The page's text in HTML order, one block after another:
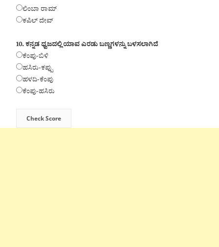
ಲಿಂಬಾ ರಾಮ್
ಕಪಿಲ್ ದೇವ್
10. ಕನ್ನಡ ಧ್ವಜದಲ್ಲಿ ಯಾವ ಎರಡು ಬಣ್ಣಗಳನ್ನು ಬಳಸಲಾಗಿದೆ
ಕೆಂಪು-ಬಿಳಿ
ಹಸಿರು-ಕಪ್ಪು
ಹಳದಿ-ಕೆಂಪು
ಕೆಂಪು-ಹಸಿರು